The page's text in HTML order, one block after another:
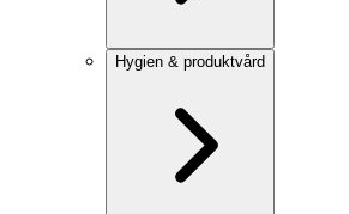
Hygien & produktvård